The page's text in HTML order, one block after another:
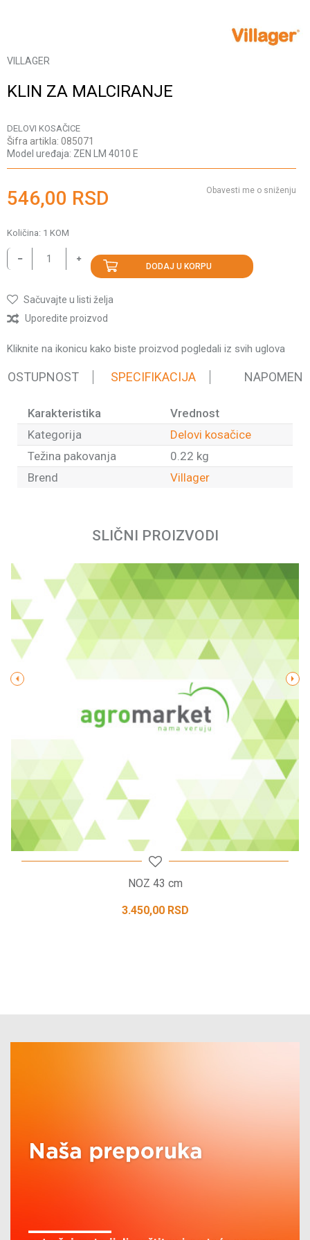
VILLAGER
KLIN ZA MALCIRANJE
DELOVI KOSAČICE
Šifra artikla: 085071
Model uređaja: ZEN LM 4010 E
546,00 RSD Obavesti me o sniženju
Količina: 1 KOM
DODAJ U KORPU
Sačuvajte u listi želja
Uporedite proizvod
Kliknite na ikonicu kako biste proizvod pogledali iz svih uglova
SPECIFIKACIJA NAPOMENA
Karakteristika
Vrednost
Kategorija
Delovi kosačice
Težina pakovanja
0.22 kg
Brend
Villager
Poruka
SLIČNI PROIZVODI
NOZ 43 cm
3.450,00 RSD